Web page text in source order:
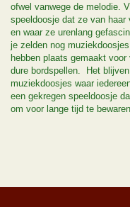
ofwel vanwege de melodie.
speeldoosje dat ze van haar
en waar ze urenlang
je zelden nog
hebben plaats gemaakt
dure bordspellen. Het
muziekdoosjes waar
een gekregen speeldoosje
om voor lange tijd te bewaren.